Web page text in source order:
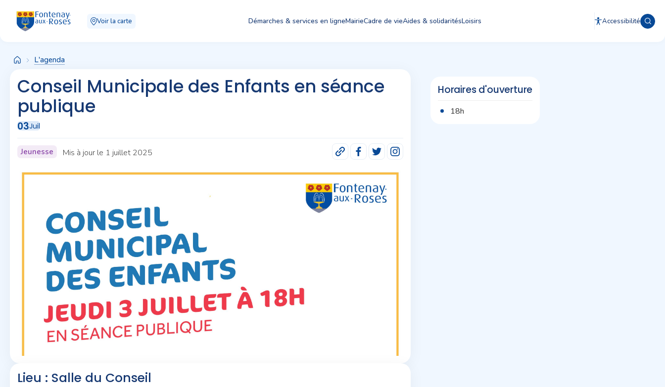
Voir la carte Démarches & services en ligneMairieCadre de vieAides & solidaritésLoisirs Accessibilité
L'agenda
Conseil Municipale des Enfants en séance
publique
03Juil
Jeunesse Mis à jour le 1 juillet 2025
Lieu : Salle du Conseil
Horaires d'ouverture
18h